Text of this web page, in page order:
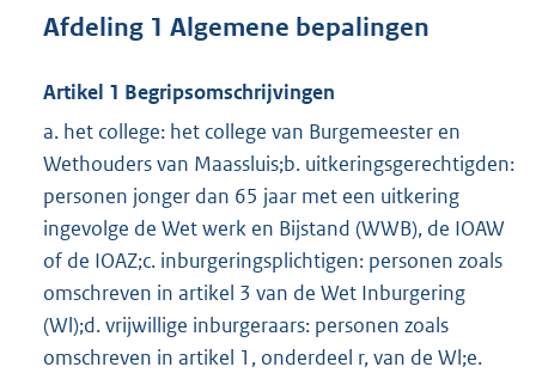
Afdeling 1 Algemene bepalingen
Artikel 1 Begripsomschrijvingen
a. het college: het college van Burgemeester en
Wethouders van Maassluis;b. uitkeringsgerechtigden:
personen jonger dan 65 jaar met een uitkering
ingevolge de Wet werk en Bijstand (WWB), de IOAW
of de IOAZ;c. inburgeringsplichtigen: personen zoals
omschreven in artikel 3 van de Wet Inburgering
(Wl);d. vrijwillige inburgeraars: personen zoals
omschreven in artikel 1, onderdeel r, van de Wl;e.